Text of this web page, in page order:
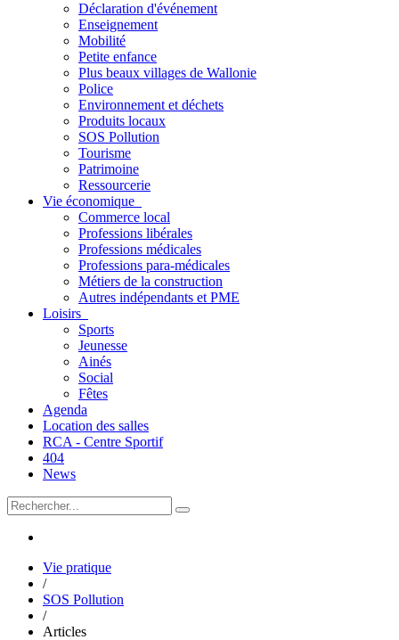
Déclaration d'événement
Enseignement
Mobilité
Petite enfance
Plus beaux villages de Wallonie
Police
Environnement et déchets
Produits locaux
SOS Pollution
Tourisme
Patrimoine
Ressourcerie
Vie économique
Commerce local
Professions libérales
Professions médicales
Professions para-médicales
Métiers de la construction
Autres indépendants et PME
Loisirs
Sports
Jeunesse
Ainés
Social
Fêtes
Agenda
Location des salles
RCA - Centre Sportif
404
News
Vie pratique
/
SOS Pollution
/
Articles